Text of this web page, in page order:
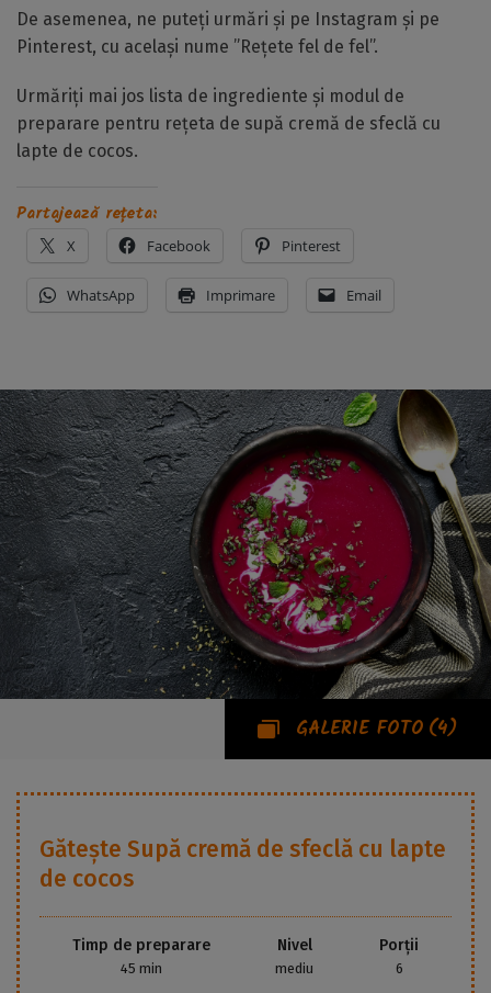
De asemenea, ne puteți urmări și pe Instagram și pe
Pinterest, cu același nume ”Rețete fel de fel”.
Urmăriți mai jos lista de ingrediente și modul de
preparare pentru rețeta de supă cremă de sfeclă cu
lapte de cocos.
Partajează rețeta:
X Facebook Pinterest
WhatsApp Imprimare Email
GALERIE FOTO (4)
Gătește Supă cremă de sfeclă cu lapte
de cocos
Timp de preparare
45 min
Nivel
mediu
Porții
6